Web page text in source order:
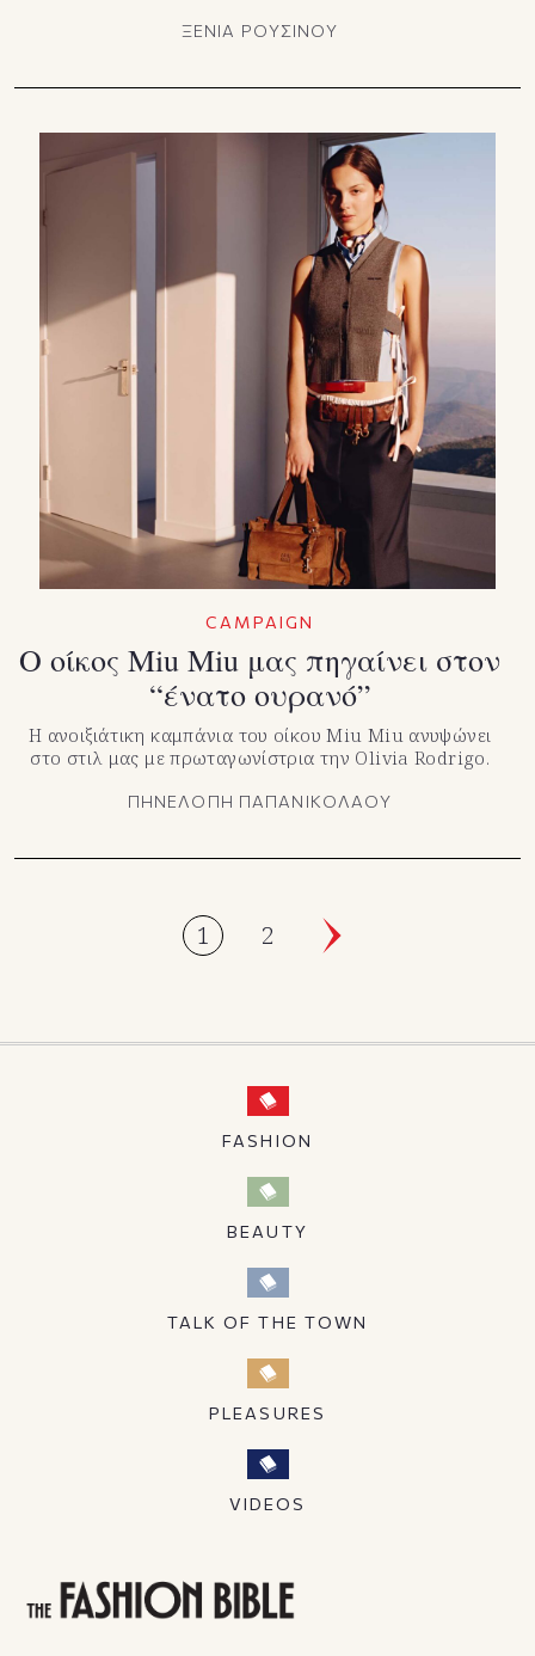
ΞΕΝΙΑ ΡΟΥΣΙΝΟΥ
CAMPAIGN
Ο οίκος Miu Miu μας πηγαίνει στον
“ένατο ουρανό”
Η ανοιξιάτικη καμπάνια του οίκου Miu Miu ανυψώνει
στο στιλ μας με πρωταγωνίστρια την Olivia Rodrigo.
ΠΗΝΕΛΟΠΗ ΠΑΠΑΝΙΚΟΛΑΟΥ
1 2
FASHION
BEAUTY
TALK OF THE TOWN
PLEASURES
VIDEOS